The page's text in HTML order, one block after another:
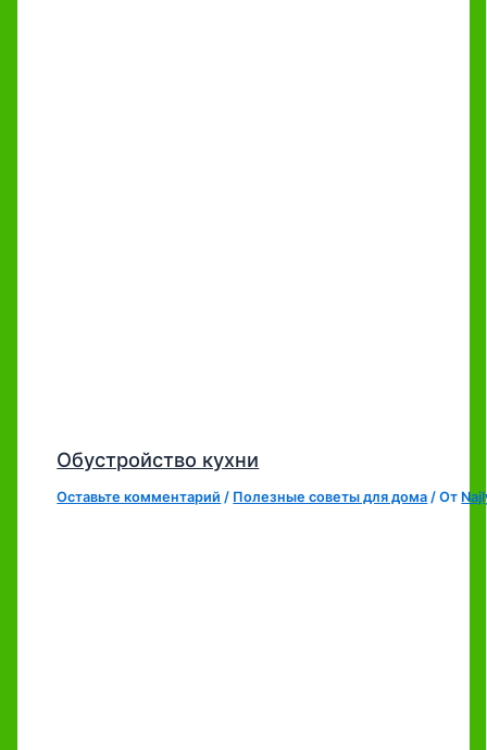
Обустройство кухни
Оставьте комментарий / Полезные советы для дома / От